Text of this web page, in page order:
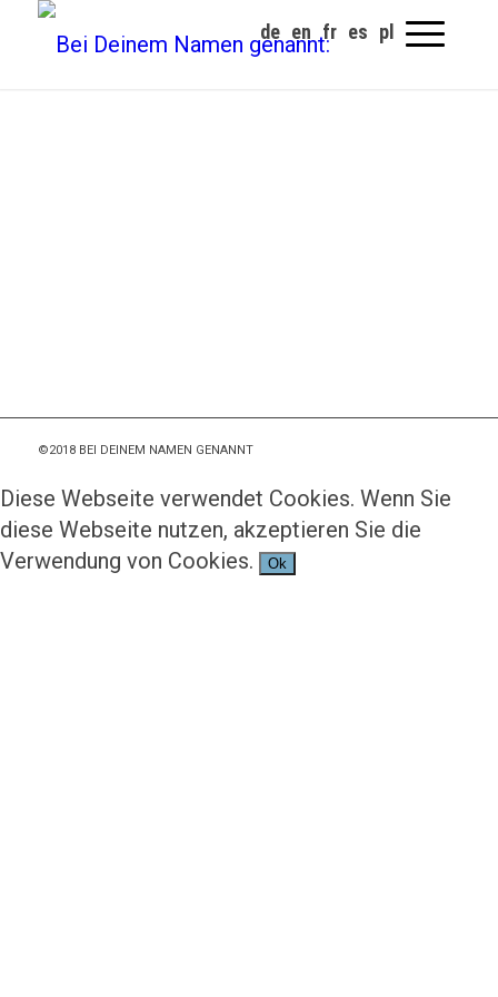
©2018 BEI DEINEM NAMEN GENANNT
Diese Webseite verwendet Cookies. Wenn Sie
diese Webseite nutzen, akzeptieren Sie die
Verwendung von Cookies.
Ok